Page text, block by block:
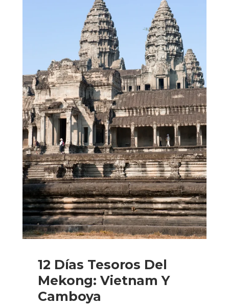
12 Días Tesoros Del
Mekong: Vietnam Y
Camboya